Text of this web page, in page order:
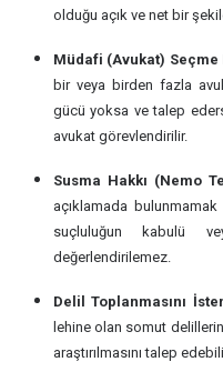
olduğu açık ve net bir
Müdafi (Avukat) Seçme
bir veya birden fazla
gücü yoksa ve talep
avukat görevlendirilir.
Susma Hakkı (Nemo
açıklamada bulunmamak
suçluluğun kabulü
değerlendirilemez.
Delil Toplanmasını
lehine olan somut
araştırılmasını talep